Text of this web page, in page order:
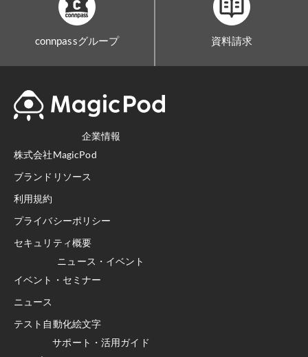
connpassグループ 資料請求
企業情報
株式会社MagicPod
ブランドリソース
利用規約
プライバシーポリシー
セキュリティ概要
ニュース・イベント
イベント・セミナー
ニュース
テスト自動化絵文字
サポート・活用ガイド